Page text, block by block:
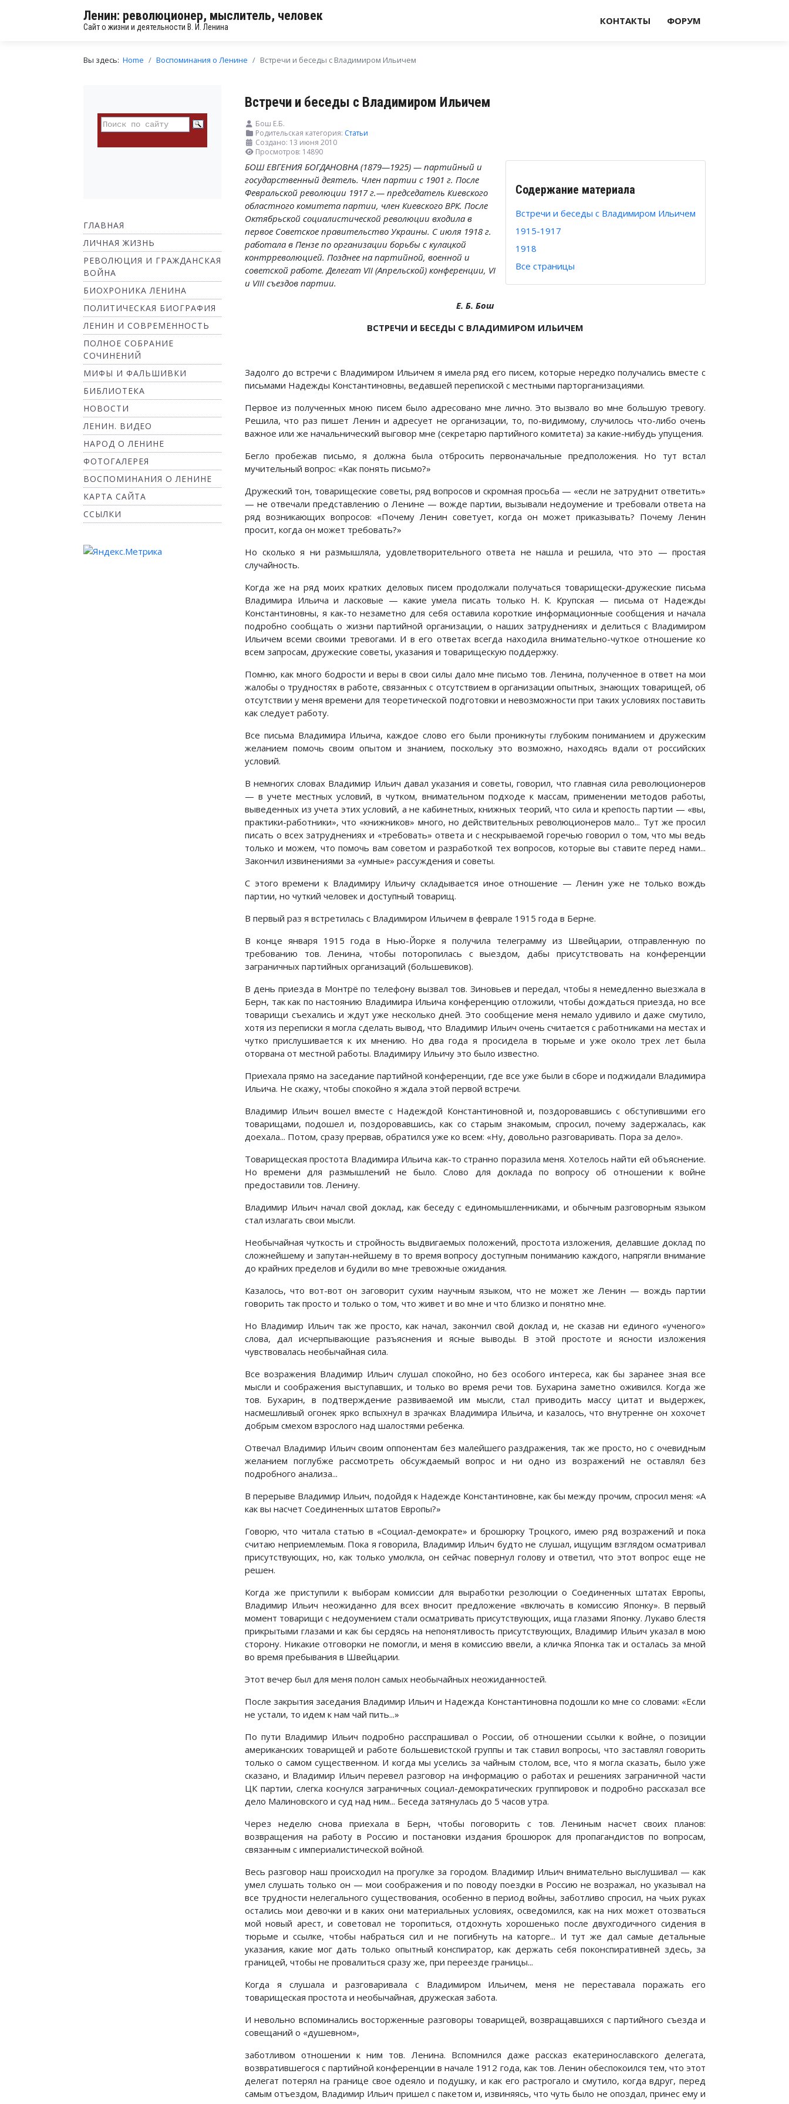
Ленин: революционер, мыслитель, человек
Сайт о жизни и деятельности В. И. Ленина
КОНТАКТЫ ФОРУМ
Вы здесь: Home Воспоминания о Ленине Встречи и беседы с Владимиром Ильичем
ГЛАВНАЯ
ЛИЧНАЯ ЖИЗНЬ
РЕВОЛЮЦИЯ И ГРАЖДАНСКАЯ
ВОЙНА
БИОХРОНИКА ЛЕНИНА
ПОЛИТИЧЕСКАЯ БИОГРАФИЯ
ЛЕНИН И СОВРЕМЕННОСТЬ
ПОЛНОЕ СОБРАНИЕ
СОЧИНЕНИЙ
МИФЫ И ФАЛЬШИВКИ
БИБЛИОТЕКА
НОВОСТИ
ЛЕНИН. ВИДЕО
НАРОД О ЛЕНИНЕ
ФОТОГАЛЕРЕЯ
ВОСПОМИНАНИЯ О ЛЕНИНЕ
КАРТА САЙТА
ССЫЛКИ
Встречи и беседы с Владимиром Ильичем
Бош Е.Б.
Родительская категория: Статьи
Создано: 13 июня 2010
Просмотров: 14890
Содержание материала
Встречи и беседы с Владимиром Ильичем
1915-1917
1918
Все страницы
БОШ ЕВГЕНИЯ БОГДАНОВНА (1879—1925) — партийный и
государственный деятель. Член партии с 1901 г. После
Февральской революции 1917 г.— председатель Киевского
областного комитета партии, член Киевского ВРК. После
Октябрьской социалистической революции входила в
первое Советское правительство Украины. С июля 1918 г.
работала в Пензе по организации борьбы с кулацкой
контрреволюцией. Позднее на партийной, военной и
советской работе. Делегат VII (Апрельской) конференции, VI
и VIII съездов партии.
Е. Б. Бош
ВСТРЕЧИ И БЕСЕДЫ С ВЛАДИМИРОМ ИЛЬИЧЕМ
Задолго до встречи с Владимиром Ильичем я имела ряд его писем, которые нередко получались вместе с
письмами Надежды Константиновны, ведавшей перепиской с местными парторганизациями.
Первое из полученных мною писем было адресовано мне лично. Это вызвало во мне большую тревогу.
Решила, что раз пишет Ленин и адресует не организации, то, по-видимому, случилось что-либо очень
важное или же начальнический выговор мне (секретарю партийного комитета) за какие-нибудь упущения.
Бегло пробежав письмо, я должна была отбросить первоначальные предположения. Но тут встал
мучительный вопрос: «Как понять письмо?»
Дружеский тон, товарищеские советы, ряд вопросов и скромная просьба — «если не затруднит ответить»
— не отвечали представлению о Ленине — вожде партии, вызывали недоумение и требовали ответа на
ряд возникающих вопросов: «Почему Ленин советует, когда он может приказывать? Почему Ленин
просит, когда он может требовать?»
Но сколько я ни размышляла, удовлетворительного ответа не нашла и решила, что это — простая
случайность.
Когда же на ряд моих кратких деловых писем продолжали получаться товарищески-дружеские письма
Владимира Ильича и ласковые — какие умела писать только Н. К. Крупская — письма от Надежды
Константиновны, я как-то незаметно для себя оставила короткие информационные сообщения и начала
подробно сообщать о жизни партийной организации, о наших затруднениях и делиться с Владимиром
Ильичем всеми своими тревогами. И в его ответах всегда находила внимательно-чуткое отношение ко
всем запросам, дружеские советы, указания и товарищескую поддержку.
Помню, как много бодрости и веры в свои силы дало мне письмо тов. Ленина, полученное в ответ на мои
жалобы о трудностях в работе, связанных с отсутствием в организации опытных, знающих товарищей, об
отсутствии у меня времени для теоретической подготовки и невозможности при таких условиях поставить
как следует работу.
Все письма Владимира Ильича, каждое слово его были проникнуты глубоким пониманием и дружеским
желанием помочь своим опытом и знанием, поскольку это возможно, находясь вдали от российских
условий.
В немногих словах Владимир Ильич давал указания и советы, говорил, что главная сила революционеров
— в учете местных условий, в чутком, внимательном подходе к массам, применении методов работы,
выведенных из учета этих условий, а не кабинетных, книжных теорий, что сила и крепость партии — «вы,
практики-работники», что «книжников» много, но действительных революционеров мало... Тут же просил
писать о всех затруднениях и «требовать» ответа и с нескрываемой горечью говорил о том, что мы ведь
только и можем, что помочь вам советом и разработкой тех вопросов, которые вы ставите перед нами...
Закончил извинениями за «умные» рассуждения и советы.
С этого времени к Владимиру Ильичу складывается иное отношение — Ленин уже не только вождь
партии, но чуткий человек и доступный товарищ.
В первый раз я встретилась с Владимиром Ильичем в феврале 1915 года в Берне.
В конце января 1915 года в Нью-Йорке я получила телеграмму из Швейцарии, отправленную по
требованию тов. Ленина, чтобы поторопилась с выездом, дабы присутствовать на конференции
заграничных партийных организаций (большевиков).
В день приезда в Монтрё по телефону вызвал тов. Зиновьев и передал, чтобы я немедленно выезжала в
Берн, так как по настоянию Владимира Ильича конференцию отложили, чтобы дождаться приезда, но все
товарищи съехались и ждут уже несколько дней. Это сообщение меня немало удивило и даже смутило,
хотя из переписки я могла сделать вывод, что Владимир Ильич очень считается с работниками на местах и
чутко прислушивается к их мнению. Но два года я просидела в тюрьме и уже около трех лет была
оторвана от местной работы. Владимиру Ильичу это было известно.
Приехала прямо на заседание партийной конференции, где все уже были в сборе и поджидали Владимира
Ильича. Не скажу, чтобы спокойно я ждала этой первой встречи.
Владимир Ильич вошел вместе с Надеждой Константиновной и, поздоровавшись с обступившими его
товарищами, подошел и, поздоровавшись, как со старым знакомым, спросил, почему задержалась, как
доехала... Потом, сразу прервав, обратился уже ко всем: «Ну, довольно разговаривать. Пора за дело».
Товарищеская простота Владимира Ильича как-то странно поразила меня. Хотелось найти ей объяснение.
Но времени для размышлений не было. Слово для доклада по вопросу об отношении к войне
предоставили тов. Ленину.
Владимир Ильич начал свой доклад, как беседу с единомышленниками, и обычным разговорным языком
стал излагать свои мысли.
Необычайная чуткость и стройность выдвигаемых положений, простота изложения, делавшие доклад по
сложнейшему и запутан-нейшему в то время вопросу доступным пониманию каждого, напрягли внимание
до крайних пределов и будили во мне тревожные ожидания.
Казалось, что вот-вот он заговорит сухим научным языком, что не может же Ленин — вождь партии
говорить так просто и только о том, что живет и во мне и что близко и понятно мне.
Но Владимир Ильич так же просто, как начал, закончил свой доклад и, не сказав ни единого «ученого»
слова, дал исчерпывающие разъяснения и ясные выводы. В этой простоте и ясности изложения
чувствовалась необычайная сила.
Все возражения Владимир Ильич слушал спокойно, но без особого интереса, как бы заранее зная все
мысли и соображения выступавших, и только во время речи тов. Бухарина заметно оживился. Когда же
тов. Бухарин, в подтверждение развиваемой им мысли, стал приводить массу цитат и выдержек,
насмешливый огонек ярко вспыхнул в зрачках Владимира Ильича, и казалось, что внутренне он хохочет
добрым смехом взрослого над шалостями ребенка.
Отвечал Владимир Ильич своим оппонентам без малейшего раздражения, так же просто, но с очевидным
желанием поглубже рассмотреть обсуждаемый вопрос и ни одно из возражений не оставлял без
подробного анализа...
В перерыве Владимир Ильич, подойдя к Надежде Константиновне, как бы между прочим, спросил меня: «А
как вы насчет Соединенных штатов Европы?»
Говорю, что читала статью в «Социал-демократе» и брошюрку Троцкого, имею ряд возражений и пока
считаю неприемлемым. Пока я говорила, Владимир Ильич будто не слушал, ищущим взглядом осматривал
присутствующих, но, как только умолкла, он сейчас повернул голову и ответил, что этот вопрос еще не
решен.
Когда же приступили к выборам комиссии для выработки резолюции о Соединенных штатах Европы,
Владимир Ильич неожиданно для всех вносит предложение «включать в комиссию Японку». В первый
момент товарищи с недоумением стали осматривать присутствующих, ища глазами Японку. Лукаво блестя
прикрытыми глазами и как бы сердясь на непонятливость присутствующих, Владимир Ильич указал в мою
сторону. Никакие отговорки не помогли, и меня в комиссию ввели, а кличка Японка так и осталась за мной
во время пребывания в Швейцарии.
Этот вечер был для меня полон самых необычайных неожиданностей.
После закрытия заседания Владимир Ильич и Надежда Константиновна подошли ко мне со словами: «Если
не устали, то идем к нам чай пить...»
По пути Владимир Ильич подробно расспрашивал о России, об отношении ссылки к войне, о позиции
американских товарищей и работе большевистской группы и так ставил вопросы, что заставлял говорить
только о самом существенном. И когда мы уселись за чайным столом, все, что я могла сказать, было уже
сказано, и Владимир Ильич перевел разговор на информацию о работах и решениях заграничной части
ЦК партии, слегка коснулся заграничных социал-демократических группировок и подробно рассказал все
дело Малиновского и суд над ним... Беседа затянулась до 5 часов утра.
Через неделю снова приехала в Берн, чтобы поговорить с тов. Лениным насчет своих планов:
возвращения на работу в Россию и постановки издания брошюрок для пропагандистов по вопросам,
связанным с империалистической войной.
Весь разговор наш происходил на прогулке за городом. Владимир Ильич внимательно выслушивал — как
умел слушать только он — мои соображения и по поводу поездки в Россию не возражал, но указывал на
все трудности нелегального существования, особенно в период войны, заботливо спросил, на чьих руках
остались мои девочки и в каких они материальных условиях, осведомился, как на них может отозваться
мой новый арест, и советовал не торопиться, отдохнуть хорошенько после двухгодичного сидения в
тюрьме и ссылке, чтобы набраться сил и не погибнуть на каторге... И тут же дал самые детальные
указания, какие мог дать только опытный конспиратор, как держать себя поконспиративней здесь, за
границей, чтобы не провалиться сразу же, при переезде границы...
Когда я слушала и разговаривала с Владимиром Ильичем, меня не переставала поражать его
товарищеская простота и необычайная, дружеская забота.
И невольно вспоминались восторженные разговоры товарищей, возвращавшихся с партийного съезда и
совещаний о «душевном»,
заботливом отношении к ним тов. Ленина. Вспомнился даже рассказ екатеринославского делегата,
возвратившегося с партийной конференции в начале 1912 года, как тов. Ленин обеспокоился тем, что этот
делегат потерял на границе свое одеяло и подушку, и как его растрогало и смутило, когда вдруг, перед
самым отъездом, Владимир Ильич пришел с пакетом и, извиняясь, что чуть было не опоздал, принес ему и